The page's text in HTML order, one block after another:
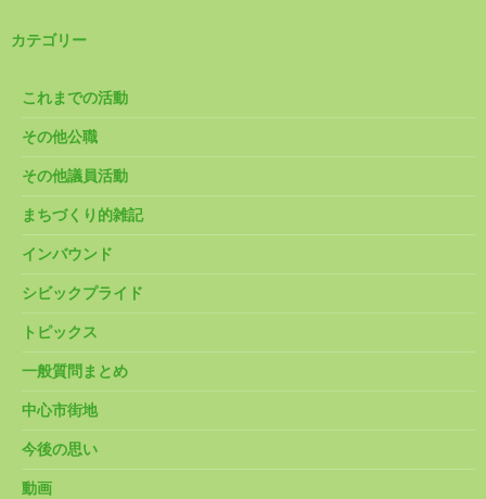
カテゴリー
これまでの活動
その他公職
その他議員活動
まちづくり的雑記
インバウンド
シビックプライド
トピックス
一般質問まとめ
中心市街地
今後の思い
動画